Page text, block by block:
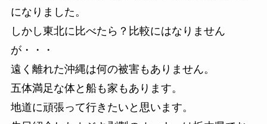
になりました。
しかし東北に比べたら？比較にはなりません
が・・・
遠く離れた沖縄は何の被害もありません。
五体満足な体と船も家もあります。
地道に頑張って行きたいと思います。